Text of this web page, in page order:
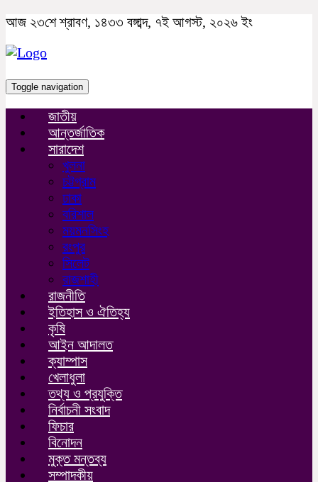
আজ ২৩শে শ্রাবণ, ১৪৩৩ বঙ্গাব্দ, ৭ই আগস্ট, ২০২৬ ইং
Toggle navigation
জাতীয়
আন্তর্জাতিক
সারাদেশ
খুলনা
চট্টগ্রাম
ঢাকা
বরিশাল
ময়মনসিংহ
রংপুর
সিলেট
রাজশাহী
রাজনীতি
ইতিহাস ও ঐতিহ্য
কৃষি
আইন আদালত
ক্যাম্পাস
খেলাধুলা
তথ্য ও প্রযুক্তি
নির্বাচনী সংবাদ
ফিচার
বিনোদন
মুক্ত মন্তব্য
সম্পাদকীয়